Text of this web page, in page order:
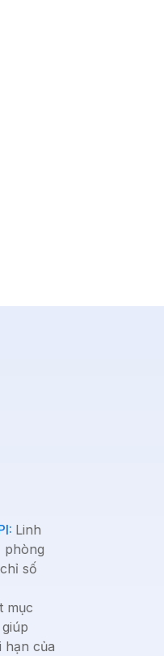
Linh
phòng
số
mục
hạn của